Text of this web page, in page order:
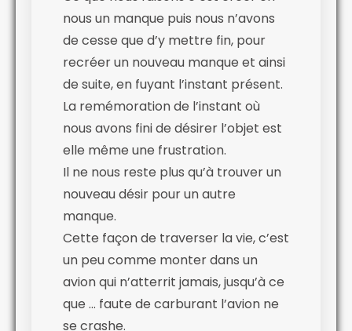
nous un manque puis nous n’avons
de cesse que d’y mettre fin, pour
recréer un nouveau manque et ainsi
de suite, en fuyant l’instant présent.
La remémoration de l’instant où
nous avons fini de désirer l’objet est
elle même une frustration.
Il ne nous reste plus qu’à trouver un
nouveau désir pour un autre
manque.
Cette façon de traverser la vie, c’est
un peu comme monter dans un
avion qui n’atterrit jamais, jusqu’à ce
que … faute de carburant l’avion ne
se crashe.